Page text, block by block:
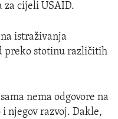
za cijeli USAID.
istraživanja
preko stotinu različitih
nema odgovore na
njegov razvoj. Dakle,